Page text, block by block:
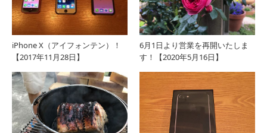
iPhone X（アイフォンテン）！
【2017年11月28日】
6月1日より営業を再開いたしま
す！【2020年5月16日】